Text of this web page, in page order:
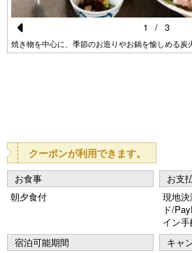
Pr
焼き物を中心に、季節のお造りやお鍋を愉しめる
1 / 3
クーポンが利用できます。
お食事
朝夕食付
お支
現地
ド/
イン手
宿泊可能期間
キャ